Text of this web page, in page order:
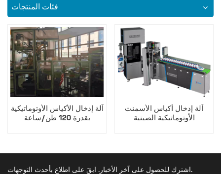
فئات المنتجات
آلة إدخال الأكياس الأوتوماتيكية
بقدرة 120 طن/ساعة
آلة إدخال أكياس الأسمنت
الأوتوماتيكية الصينية
اشترك للحصول على آخر الأخبار. ابقَ على اطلاع بأحدث التوجهات.